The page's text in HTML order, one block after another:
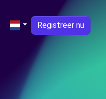
Registreer nu